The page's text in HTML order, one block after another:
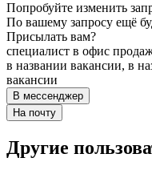
Попробуйте изменить
По вашему запросу ещё
Присылать вам?
специалист в офис
в названии вакансии, в
вакансии
В мессенджер
На почту
Другие